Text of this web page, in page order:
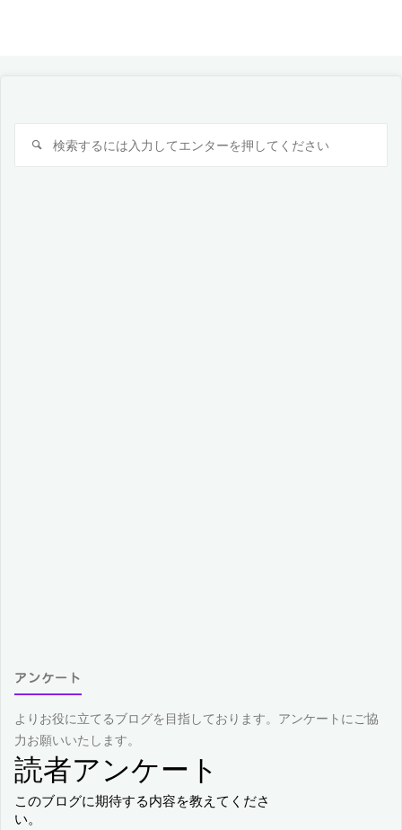
検
アンケート
よりお役に立てるブログを目指しております。アンケートにご協
力お願いいたします。